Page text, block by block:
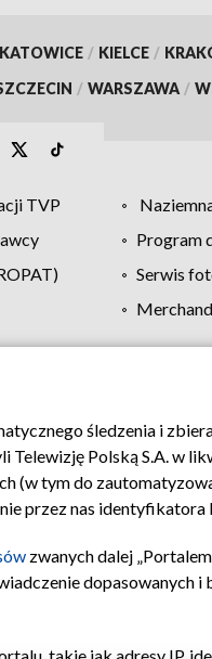
KATOWICE / KIELCE /
/ WARSZAWA /
TVP
Program
Serwis
Pomoc Biuro
śledzenia i
Polską S.A. w
(w tym do
przez nas identyfikatora
zwanych dalej
dopasowanych i